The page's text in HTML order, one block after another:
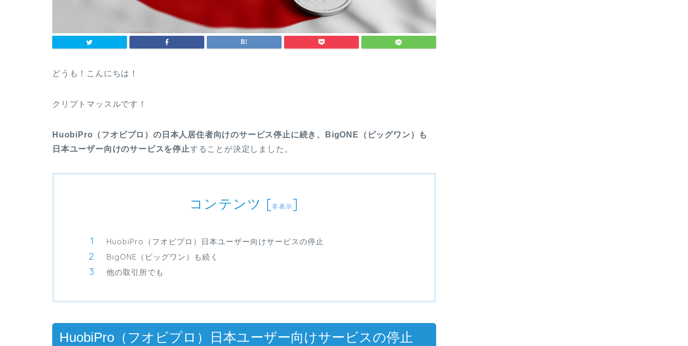
どうも！こんにちは！
クリプトマッスルです！
HuobiPro（フオビプロ）の日本人居住者向けのサービス停止に続き、BigONE（ビッグワン）も
日本ユーザー向けのサービスを停止することが決定しました。
コンテンツ [非表示]
HuobiPro（フオビプロ）日本ユーザー向けサービスの停止
BigONE（ビッグワン）も続く
他の取引所でも
HuobiPro（フオビプロ）日本ユーザー向けサービスの停止